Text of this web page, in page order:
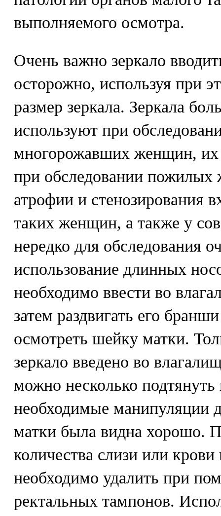
выполняемого осмотра.
Очень важно зеркало
осторожно, используя при
размер зеркала. Зеркала
используют при
многорожавших женщин, их
при обследовании
атрофии и стенозирования
таких женщин, а также у
нередко для обследования
использование длинных
необходимо ввести во
затем раздвигать его
осмотреть шейку матки.
зеркало введено во
можно несколько
необходимые манипуляции
матки была видна хорошо.
количества слизи или
необходимо удалить при
ректальных тампонов.